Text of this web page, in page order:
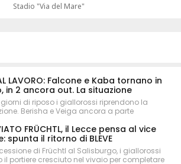
Stadio "Via del Mare"
LAVORO: Falcone e Kaba tornano in
in 2 ancora out. La situazione
giorni di riposo i giallorossi riprendono la
Berisha e Veiga ancora a parte
FRÜCHTL, il Lecce pensa al vice
spunta il ritorno di BLEVE
di Früchtl al Salisburgo, i giallorossi
il portiere cresciuto nel vivaio per completare